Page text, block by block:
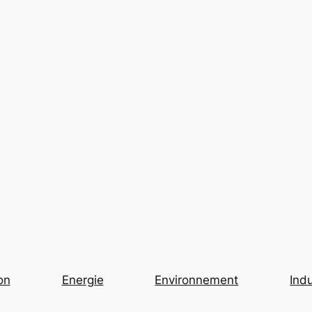
Energie Environnement